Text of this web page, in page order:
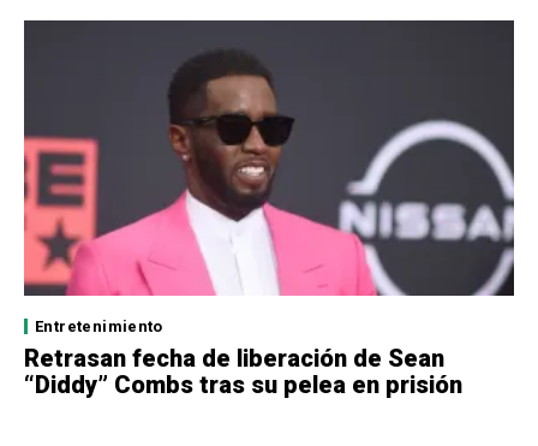
Entretenimiento
Retrasan fecha de liberación de Sean
“Diddy” Combs tras su pelea en prisión